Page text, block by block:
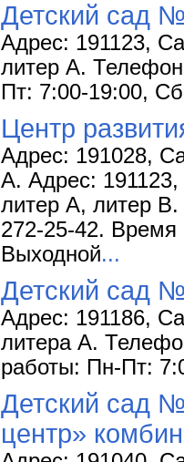
Детский сад
Адрес: 191123,
литер А.
Пт: 7:00-19:00,
Центр
Адрес: 191028,
А. Адрес: 191123,
литер А, литер
272-25-42.
Выходной...
Детский сад
Адрес: 191186,
литера А.
работы: Пн-Пт:
Детский сад
центр»